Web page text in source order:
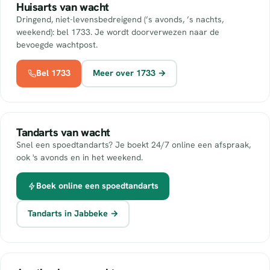
Huisarts van wacht
Dringend, niet-levensbedreigend (’s avonds, ’s nachts,
weekend): bel 1733. Je wordt doorverwezen naar de
bevoegde wachtpost.
Bel 1733 Meer over 1733 →
Tandarts van wacht
Snel een spoedtandarts? Je boekt 24/7 online een afspraak,
ook 's avonds en in het weekend.
Boek online een spoedtandarts
Tandarts in Jabbeke →